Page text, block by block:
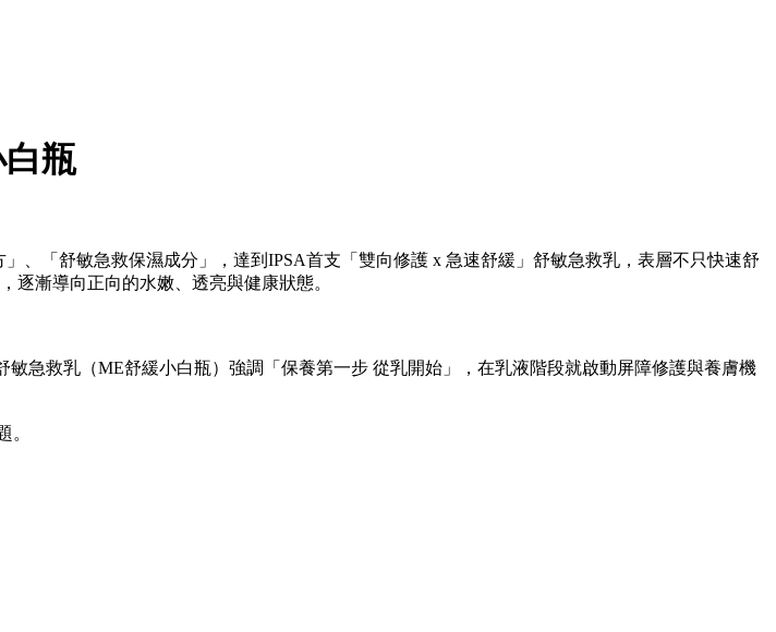
瓶
、「舒敏急救保濕成分」，達到IPSA首支「雙向修護 x 急速舒緩」舒敏急救乳，表層不只快速舒
逐漸導向正向的水嫩、透亮與健康狀態。
急救乳（ME舒緩小白瓶）強調「保養第一步 從乳開始」，在乳液階段就啟動屏障修護與養膚機
。